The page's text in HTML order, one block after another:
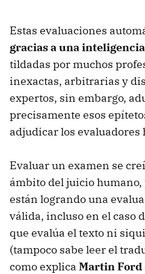
Estas evaluaciones
gracias a una
tildadas por muchos
inexactas, arbitrarias y
expertos, sin embargo,
precisamente esos
adjudicar los evaluadores
Evaluar un examen se
ámbito del juicio
están logrando una
válida, incluso en el caso
que evalúa el texto ni
(tampoco sabe leer el
como explica Martin Ford